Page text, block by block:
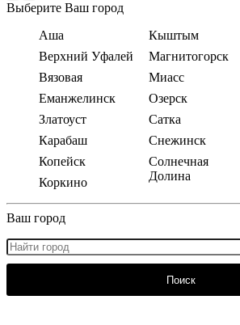
Выберите Ваш город
Аша
Верхний Уфалей
Вязовая
Еманжелинск
Златоуст
Карабаш
Копейск
Коркино
Кыштым
Магнитогорск
Миасс
Озерск
Сатка
Снежинск
Солнечная
Долина
Ваш город
Поиск